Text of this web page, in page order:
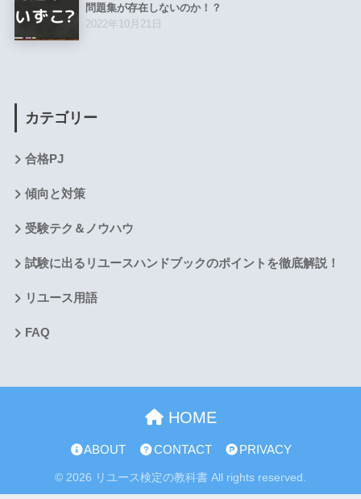
問題集が存在しないのか！？
2022年10月21日
カテゴリー
合格PJ
傾向と対策
受験テク＆ノウハウ
試験に出るリユースハンドブックのポイントを徹底解説！
リユース用語
FAQ
HOME
ABOUT CONTACT PRIVACY
© 2026 リユース検定の教科書 All rights reserved.